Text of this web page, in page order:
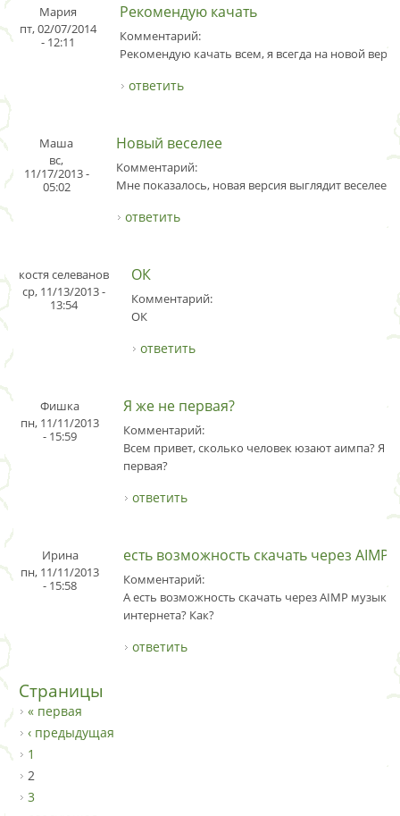
Мария
пт, 02/07/2014
- 12:11
Рекомендую качать
Комментарий:
Рекомендую качать всем, я всегда на новой
ответить
Маша
вс,
11/17/2013 -
05:02
Новый веселее
Комментарий:
Мне показалось, новая версия выглядит веселее.
ответить
костя селеванов
ср, 11/13/2013 -
13:54
ОК
Комментарий:
ОК
ответить
Фишка
пн, 11/11/2013
- 15:59
Я же не первая?
Комментарий:
Всем привет, сколько человек юзают аимпа? Я
первая?
ответить
Ирина
пн, 11/11/2013
- 15:58
есть возможность скачать через AIMP
Комментарий:
А есть возможность скачать через AIMP музыку
интернета? Как?
ответить
Страницы
« первая
‹ предыдущая
1
2
3